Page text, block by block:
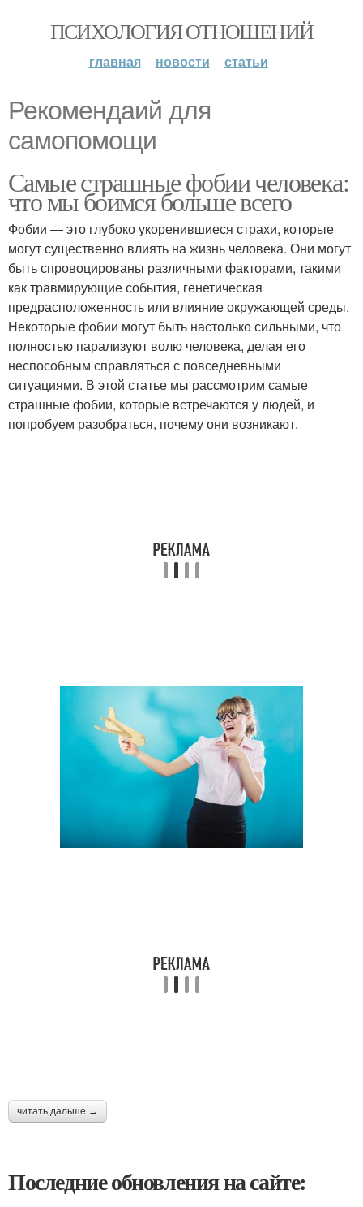
ПСИХОЛОГИЯ ОТНОШЕНИЙ
главная новости статьи
Рекомендаий для
самопомощи
Самые страшные фобии человека:
что мы боимся больше всего
Фобии — это глубоко укоренившиеся страхи, которые
могут существенно влиять на жизнь человека. Они могут
быть спровоцированы различными факторами, такими
как травмирующие события, генетическая
предрасположенность или влияние окружающей среды.
Некоторые фобии могут быть настолько сильными, что
полностью парализуют волю человека, делая его
неспособным справляться с повседневными
ситуациями. В этой статье мы рассмотрим самые
страшные фобии, которые встречаются у людей, и
попробуем разобраться, почему они возникают.
читать дальше →
Последние обновления на сайте: